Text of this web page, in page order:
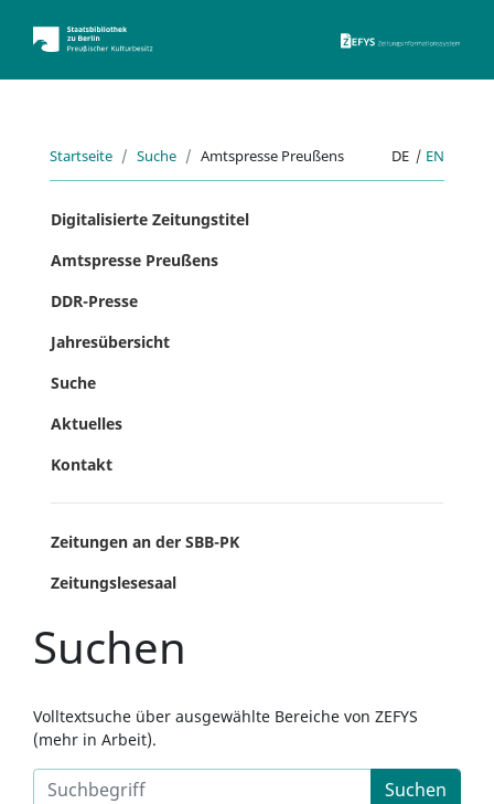
Startseite Suche Amtspresse Preußens DE | EN
Digitalisierte Zeitungstitel
Amtspresse Preußens
DDR-Presse
Jahresübersicht
Suche
Aktuelles
Kontakt
Zeitungen an der SBB-PK
Zeitungslesesaal
Suchen
Volltextsuche über ausgewählte Bereiche von ZEFYS
(mehr in Arbeit).
Suchen